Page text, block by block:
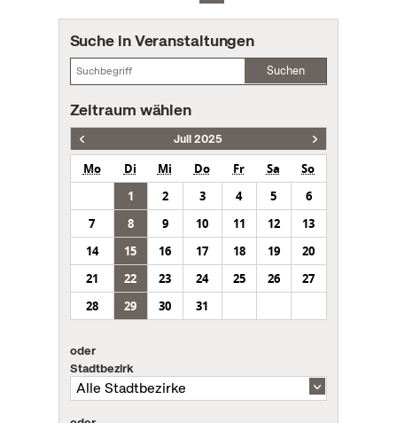
Suche in Veranstaltungen
Suchen
Zeitraum wählen
Juli 2025
Mo Di Mi Do Fr Sa
So
1
2 3 4 5
6
7
8 9 10 11 12
13
14
15 16 17 18 19
20
21
22 23 24 25 26
27
28
29 30 31
oder
Stadtbezirk